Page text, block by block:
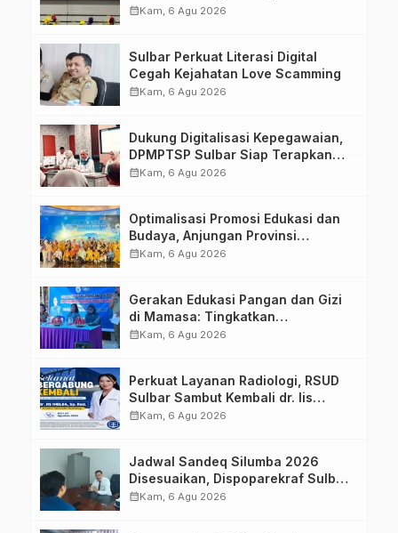
Kompetensi ASN melalui
calendar_monthKam, 6 Agu 2026
Sulbar Perkuat Literasi Digital
Cegah Kejahatan Love Scamming
calendar_monthKam, 6 Agu 2026
Dukung Digitalisasi Kepegawaian,
DPMPTSP Sulbar Siap Terapkan
Aplikasi FLEKSI ASN
calendar_monthKam, 6 Agu 2026
Optimalisasi Promosi Edukasi dan
Budaya, Anjungan Provinsi
Sulawesi Barat Perkuat Kolaborasi
calendar_monthKam, 6 Agu 2026
Gerakan Edukasi Pangan dan Gizi
di Mamasa: Tingkatkan
Pengetahuan dan Keterampilan
calendar_monthKam, 6 Agu 2026
Perkuat Layanan Radiologi, RSUD
Sulbar Sambut Kembali dr. Iis
Imelda, Sp.Rad
calendar_monthKam, 6 Agu 2026
Jadwal Sandeq Silumba 2026
Disesuaikan, Dispoparekraf Sulbar
Pastikan Persiapan Tetap
calendar_monthKam, 6 Agu 2026